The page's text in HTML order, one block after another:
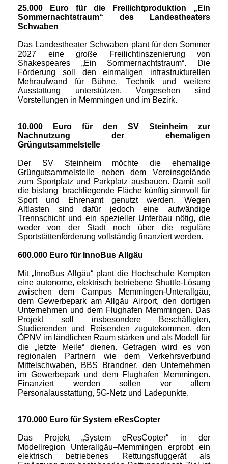
25.000 Euro für die Freilichtproduktion „Ein
Sommernachtstraum“ des Landestheaters
Schwaben
Das Landestheater Schwaben plant für den Sommer
2027 eine große Freilichtinszenierung von
Shakespeares „Ein Sommernachtstraum“. Die
Förderung soll den einmaligen infrastrukturellen
Mehraufwand für Bühne, Technik und weitere
Ausstattung unterstützen. Vorgesehen sind
Vorstellungen in Memmingen und im Bezirk.
10.000 Euro für den SV Steinheim zur
Nachnutzung der ehemaligen
Grüngutsammelstelle
Der SV Steinheim möchte die ehemalige
Grüngutsammelstelle neben dem Vereinsgelände
zum Sportplatz und Parkplatz ausbauen. Damit soll
die bislang brachliegende Fläche künftig sinnvoll für
Sport und Ehrenamt genutzt werden. Wegen
Altlasten sind dafür jedoch eine aufwändige
Trennschicht und ein spezieller Unterbau nötig, die
weder von der Stadt noch über die reguläre
Sportstättenförderung vollständig finanziert werden.
600.000 Euro für InnoBus Allgäu
Mit „InnoBus Allgäu“ plant die Hochschule Kempten
eine autonome, elektrisch betriebene Shuttle-Lösung
zwischen dem Campus Memmingen-Unterallgäu,
dem Gewerbepark am Allgäu Airport, den dortigen
Unternehmen und dem Flughafen Memmingen. Das
Projekt soll insbesondere Beschäftigten,
Studierenden und Reisenden zugutekommen, den
ÖPNV im ländlichen Raum stärken und als Modell für
die „letzte Meile“ dienen. Getragen wird es von
regionalen Partnern wie dem Verkehrsverbund
Mittelschwaben, BBS Brandner, den Unternehmen
im Gewerbepark und dem Flughafen Memmingen.
Finanziert werden sollen vor allem
Personalausstattung, 5G-Netz und Ladepunkte.
170.000 Euro für System eResCopter
Das Projekt „System eResCopter“ in der
Modellregion Unterallgäu–Memmingen erprobt ein
elektrisch betriebenes Rettungsfluggerät als